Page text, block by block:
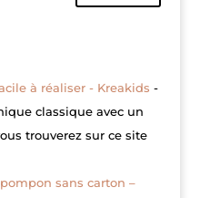
à réaliser - Kreakids -
classique avec un
trouverez sur ce site
sans carton –